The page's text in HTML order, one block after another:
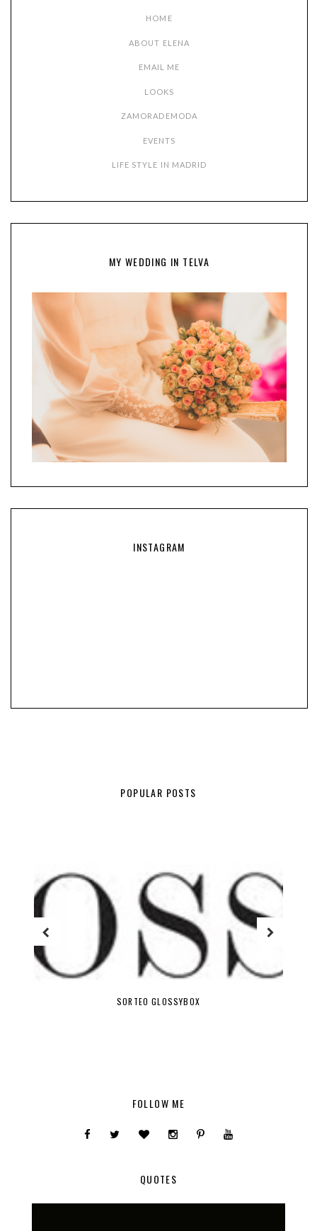
HOME
ABOUT ELENA
EMAIL ME
LOOKS
ZAMORADEMODA
EVENTS
LIFE STYLE IN MADRID
MY WEDDING IN TELVA
INSTAGRAM
POPULAR POSTS
SORTEO GLOSSYBOX
FOLLOW ME
QUOTES